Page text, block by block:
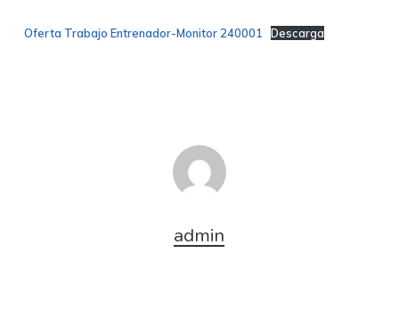
Oferta Trabajo Entrenador-Monitor 240001 Descarga
admin